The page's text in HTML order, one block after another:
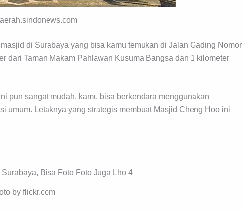
di Surabaya yang bisa kamu temukan di Jalan Gading Nomor
dari Taman Makam Pahlawan Kusuma Bangsa dan 1 kilometer
pun sangat mudah, kamu bisa berkendara menggunakan
umum. Letaknya yang strategis membuat Masjid Cheng Hoo ini
by flickr.com